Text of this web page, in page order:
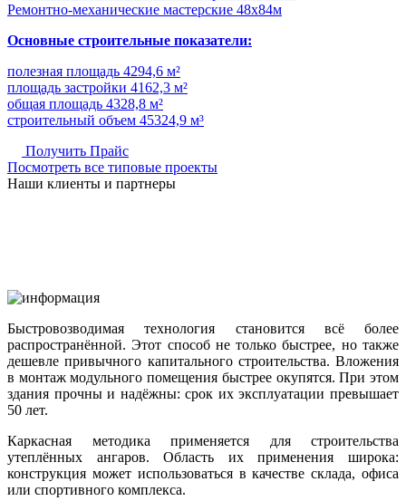
Ремонтно-механические мастерские 48х84м
Основные строительные показатели:
полезная площадь 4294,6 м²
площадь застройки 4162,3 м²
общая площадь 4328,8 м²
строительный объем 45324,9 м³
Получить Прайс
Посмотреть все типовые проекты
Наши клиенты и партнеры
Быстровозводимая технология становится всё более
распространённой. Этот способ не только быстрее, но также
дешевле привычного капитального строительства. Вложения
в монтаж модульного помещения быстрее окупятся. При этом
здания прочны и надёжны: срок их эксплуатации превышает
50 лет.
Каркасная методика применяется для строительства
утеплённых ангаров. Область их применения широка:
конструкция может использоваться в качестве склада, офиса
или спортивного комплекса.